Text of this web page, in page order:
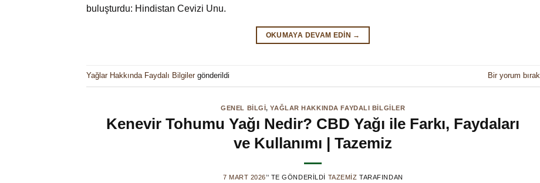
buluşturdu: Hindistan Cevizi Unu.
OKUMAYA DEVAM EDIN →
Yağlar Hakkında Faydalı Bilgilergönderildi Bir yorum bırak
GENEL BILGI,YAĞLAR HAKKINDA FAYDALI BILGILER
Kenevir Tohumu Yağı Nedir? CBD Yağı ile Farkı, Faydaları
ve Kullanımı | Tazemiz
7 MART 2026’' TE GÖNDERILDI TAZEMIZ TARAFINDAN